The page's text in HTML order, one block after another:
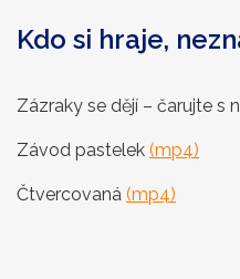
Kdo si hraje,
Zázraky se dějí – čarujte s
Závod pastelek (mp4)
Čtvercovaná (mp4)